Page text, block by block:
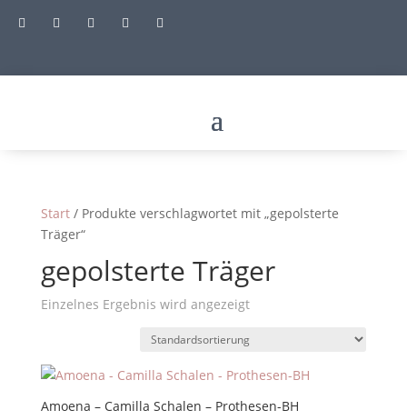
    
Start/ Produkte verschlagwortet mit „gepolsterte
Träger“
gepolsterte Träger
Einzelnes Ergebnis wird angezeigt
Amoena – Camilla Schalen – Prothesen-BH